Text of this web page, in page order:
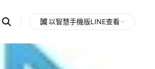
Search
OpenChats
messages
search
以智慧手機版LINE查看